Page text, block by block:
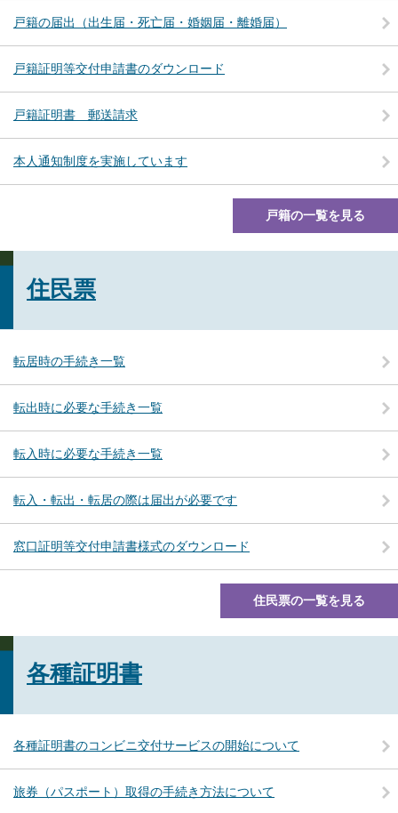
戸籍の届出（出生届・死亡届・婚姻届・離婚届）
戸籍証明等交付申請書のダウンロード
戸籍証明書 郵送請求
本人通知制度を実施しています
戸籍の一覧を見る
住民票
転居時の手続き一覧
転出時に必要な手続き一覧
転入時に必要な手続き一覧
転入・転出・転居の際は届出が必要です
窓口証明等交付申請書様式のダウンロード
住民票の一覧を見る
各種証明書
各種証明書のコンビニ交付サービスの開始について
旅券（パスポート）取得の手続き方法について